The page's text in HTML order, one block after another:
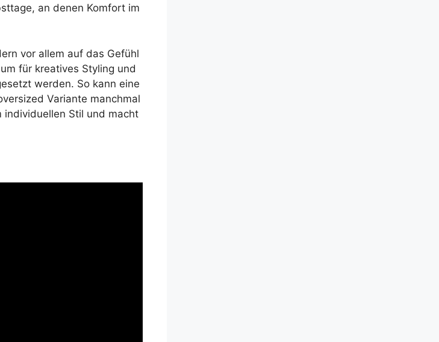
an denen Komfort im
vor allem auf das Gefühl
für kreatives Styling und
werden. So kann eine
Variante manchmal
individuellen Stil und macht